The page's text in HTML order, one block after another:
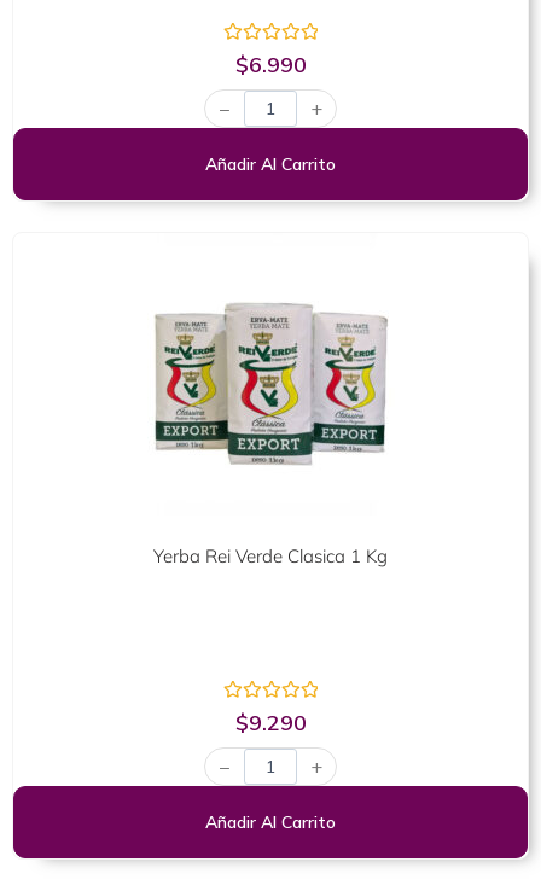
Valorado
con
0
de
5
$6.990
− +
Añadir Al Carrito
Yerba Rei Verde Clasica 1 Kg
Valorado
con
0
de
5
$9.290
− +
Añadir Al Carrito